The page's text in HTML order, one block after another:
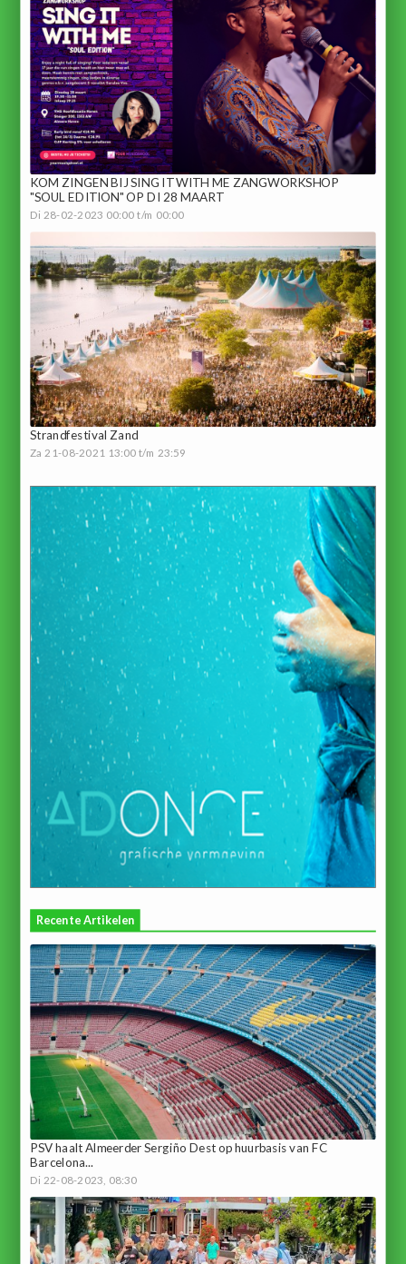
KOM ZINGEN BIJ SING IT WITH ME ZANGWORKSHOP
"SOUL EDITION" OP DI 28 MAART
Di 28-02-2023 00:00 t/m 00:00
Strandfestival Zand
Za 21-08-2021 13:00 t/m 23:59
Recente Artikelen
PSV haalt Almeerder Sergiño Dest op huurbasis van FC
Barcelona...
Di 22-08-2023, 08:30